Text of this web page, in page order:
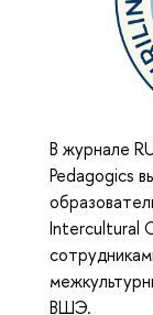
В журнале
Pedagogics
Intercultural
ВШЭ.